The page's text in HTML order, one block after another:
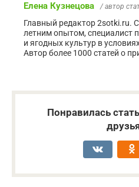
Елена Кузнецова / автор
Главный редактор 2sotki.ru.
летним опытом,
и ягодных культур в
Автор более 1000 статей о
Понравилась